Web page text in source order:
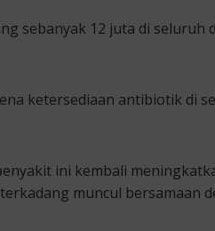
sebanyak 12 juta di seluruh
ketersediaan antibiotik di
ini kembali
muncul bersamaan